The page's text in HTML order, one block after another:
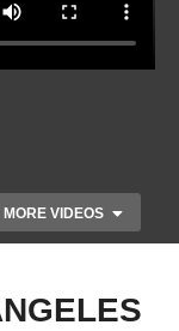
MORE VIDEOS